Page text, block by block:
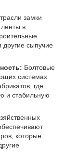
замки
в
другие сыпучие
Болтовые
системах
где
и стабильную
которые